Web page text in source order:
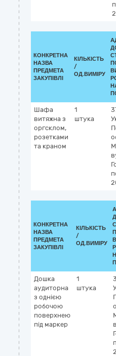
КОНКРЕТНА
НАЗВА
ПРЕДМЕТА
ЗАКУПІВЛІ
КІЛЬКІСТЬ
/
ОД.ВИМІРУ
Шафа
витяжна з
оргсклом,
розетками
та краном
1
штука
КОНКРЕТНА
НАЗВА
ПРЕДМЕТА
ЗАКУПІВЛІ
КІЛЬКІСТЬ
/
ОД.ВИМІРУ
Дошка
аудиторна
з однією
робочою
поверхнею
під маркер
1
штука